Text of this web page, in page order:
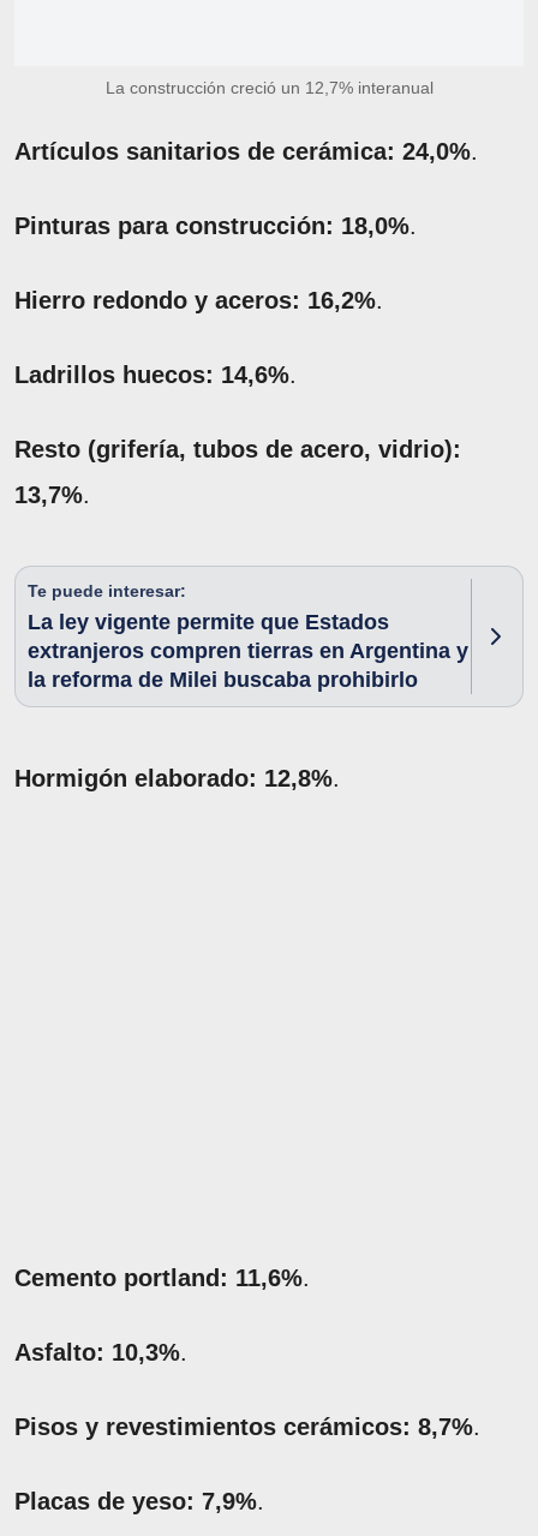
La construcción creció un 12,7% interanual
Artículos sanitarios de cerámica: 24,0%.
Pinturas para construcción: 18,0%.
Hierro redondo y aceros: 16,2%.
Ladrillos huecos: 14,6%.
Resto (grifería, tubos de acero, vidrio):
13,7%.
Te puede interesar:
La ley vigente permite que Estados
extranjeros compren tierras en Argentina y
la reforma de Milei buscaba prohibirlo
Hormigón elaborado: 12,8%.
Cemento portland: 11,6%.
Asfalto: 10,3%.
Pisos y revestimientos cerámicos: 8,7%.
Placas de yeso: 7,9%.